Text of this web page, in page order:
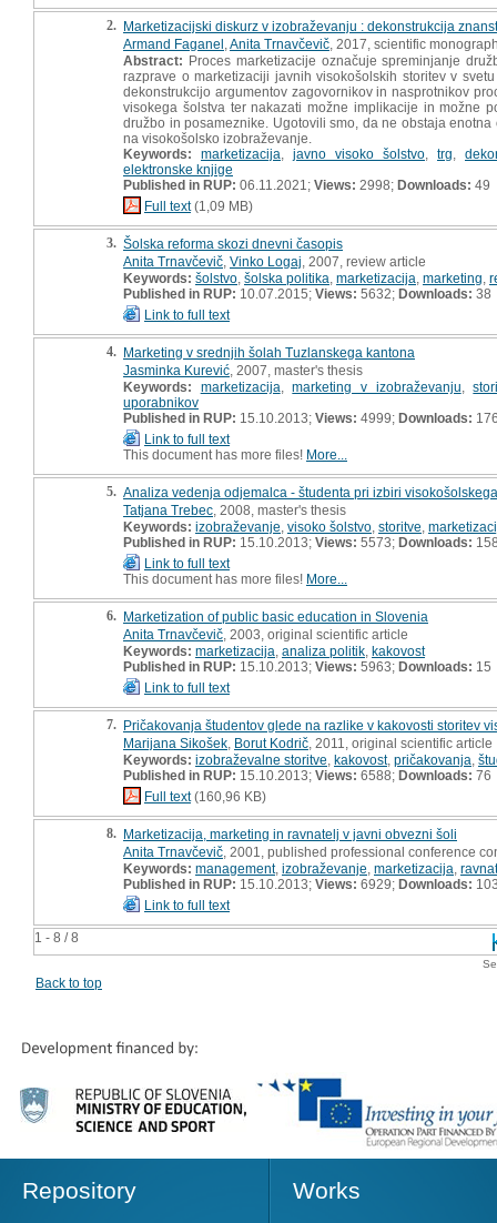
1 - 8 / 8
2. Marketizacijski diskurz v izobraževanju : dekonstrukcija
Armand Faganel Anita Trnavčevič , 2017, scientific
Abstract: Proces marketizacije označuje spreminjanje
razprave o marketizaciji javnih visokošolskih storitev v
dekonstrukcijo argumentov zagovornikov in nasprotnikov
visokega šolstva ter nakazati možne implikacije in možne
družbo in posameznike. Ugotovili smo, da ne obstaja
na visokošolsko izobraževanje.
Keywords:
marketizacija javno visoko šolstvo trg
elektronske knjige
Published in RUP: 06.11.2021; Views: 2998; Downloads: 49
Full text(1,09 MB)
3. Šolska reforma skozi dnevni časopis
Anita Trnavčevič Vinko Logaj , 2007, review article
Keywords: šolstvo šolska politika marketizacija marketing
Published in RUP: 10.07.2015; Views: 5632; Downloads: 38
Link to full text
4. Marketing v srednjih šolah Tuzlanskega kantona
Jasminka Kurević , 2007, master's thesis
Keywords:
marketizacija ,marketing v izobraževanju ,
uporabnikov
Published in RUP: 15.10.2013; Views: 4999; Downloads:
Link to full text
This document has more files! More...
5. Analiza vedenja odjemalca - študenta pri izbiri
Tatjana Trebec , 2008, master's thesis
Keywords: izobraževanje visoko šolstvo storitve
Published in RUP: 15.10.2013; Views: 5573; Downloads:
Link to full text
This document has more files! More...
6. Marketization of public basic education in Slovenia
Anita Trnavčevič , 2003, original scientific article
Keywords: marketizacija analiza politik kakovost
Published in RUP: 15.10.2013; Views: 5963; Downloads: 15
Link to full text
7. Pričakovanja študentov glede na razlike v kakovosti storitev
Marijana Sikošek Borut Kodrič , 2011, original scientific article
Keywords: izobraževalne storitve kakovost, pričakovanja
Published in RUP: 15.10.2013; Views: 6588; Downloads: 76
Full text(160,96 KB)
8. Marketizacija, marketing in ravnatelj v javni obvezni šoli
Anita Trnavčevič , 2001, published professional conference
Keywords: management, izobraževanje marketizacija
Published in RUP: 15.10.2013; Views: 6929; Downloads:
Link to full text
Back to top
Repository Works